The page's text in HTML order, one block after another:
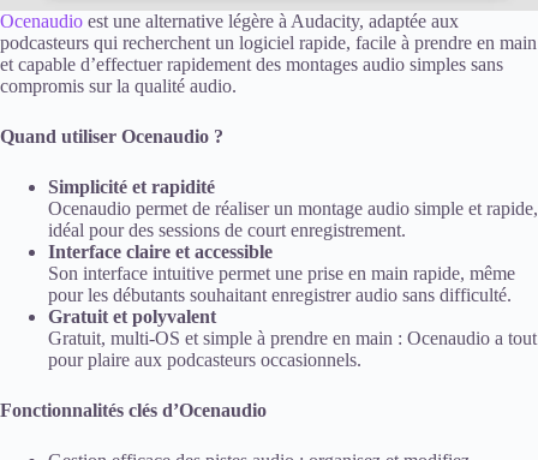
Ocenaudio est une alternative légère à Audacity, adaptée aux
podcasteurs qui recherchent un logiciel rapide, facile à prendre en main
et capable d’effectuer rapidement des montages audio simples sans
compromis sur la qualité audio.
Quand utiliser Ocenaudio ?
Simplicité et rapidité
Ocenaudio permet de réaliser un montage audio simple et rapide,
idéal pour des sessions de court enregistrement.
Interface claire et accessible
Son interface intuitive permet une prise en main rapide, même
pour les débutants souhaitant enregistrer audio sans difficulté.
Gratuit et polyvalent
Gratuit, multi-OS et simple à prendre en main : Ocenaudio a tout
pour plaire aux podcasteurs occasionnels.
Fonctionnalités clés d’Ocenaudio